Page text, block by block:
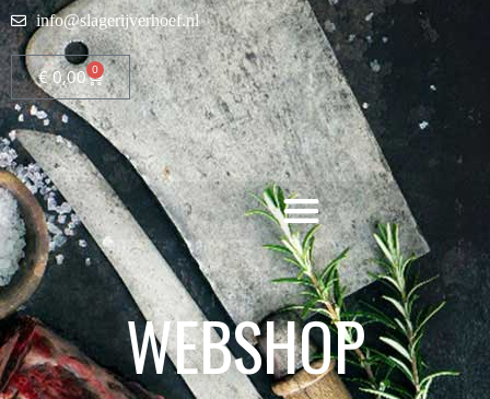
info@slagerijverhoef.nl
€0,00 0
WEBSHOP